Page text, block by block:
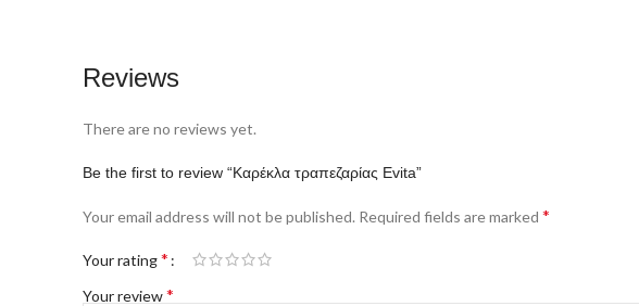
Reviews
There are no reviews yet.
Be the first to review “Καρέκλα τραπεζαρίας Evita”
Your email address will not be published. Required fields are marked *
Your rating*
Your review*